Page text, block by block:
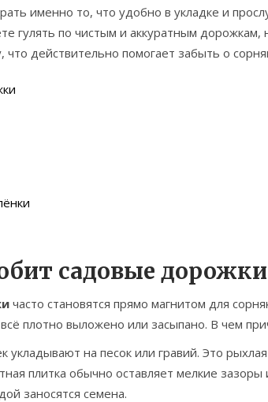
именно то, что удобно в укладке и
гулять по чистым и аккуратным дорожкам,
действительно помогает забыть о
садовые дорожки
часто становятся прямо магнитом для
плотно выложено или засыпано. В чем
на песок или гравий. Это
плитка обычно оставляет мелкие зазоры
заносятся семена.